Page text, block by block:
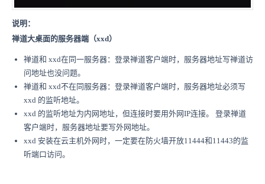
说明：
禅道大桌面的服务器端（xxd）
禅道和 xxd在同一服务器：登录禅道客户端时，服务器地址写禅道访
问地址也没问题。
禅道和 xxd不在同服务器：登录禅道客户端时，服务器地址必须写
xxd 的监听地址。
xxd 的监听地址为内网地址，但连接时要用外网IP连接。 登录禅道
客户端时，服务器地址要写外网地址。
xxd 安装在云主机外网时，一定要在防火墙开放11444和11443的监
听端口访问。